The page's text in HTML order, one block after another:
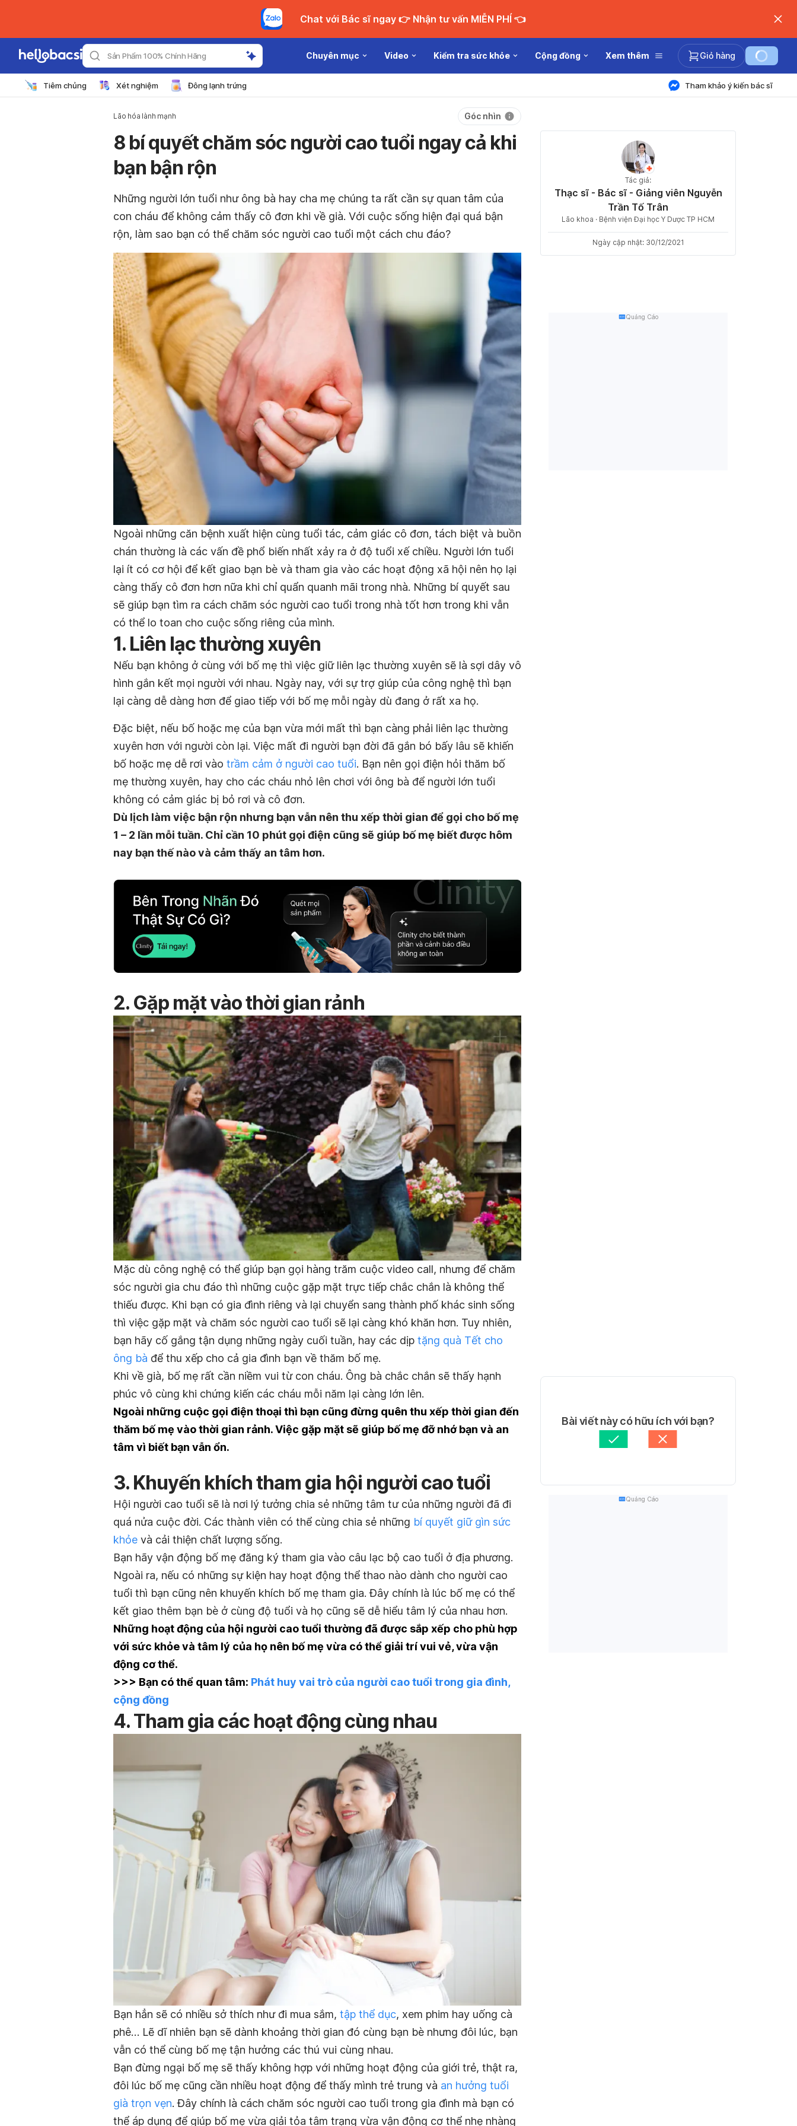
Chat với Bác sĩ ngay 👉 Nhận tư vấn MIỄN PHÍ 👈
Sản Phẩm 100% Chính Hãng Chuyên mục Video Kiểm tra sức khỏe Cộng đồng Xem thêm Giỏ hàng
Tiêm chủng Xét nghiệm Đông lạnh trứng Tham khảo ý kiến bác sĩ
Lão hóa lành mạnh Góc nhìn
8 bí quyết chăm sóc người cao tuổi ngay cả khi
bạn bận rộn
Những người lớn tuổi như ông bà hay cha mẹ chúng ta rất cần sự quan tâm của
con cháu để không cảm thấy cô đơn khi về già. Với cuộc sống hiện đại quá bận
rộn, làm sao bạn có thể chăm sóc người cao tuổi một cách chu đáo?
Ngoài những căn bệnh xuất hiện cùng tuổi tác, cảm giác cô đơn, tách biệt và buồn
chán thường là các vấn đề phổ biến nhất xảy ra ở độ tuổi xế chiều. Người lớn tuổi
lại ít có cơ hội để kết giao bạn bè và tham gia vào các hoạt động xã hội nên họ lại
càng thấy cô đơn hơn nữa khi chỉ quẩn quanh mãi trong nhà. Những bí quyết sau
sẽ giúp bạn tìm ra cách chăm sóc người cao tuổi trong nhà tốt hơn trong khi vẫn
có thể lo toan cho cuộc sống riêng của mình.
1. Liên lạc thường xuyên
Nếu bạn không ở cùng với bố mẹ thì việc giữ liên lạc thường xuyên sẽ là sợi dây vô
hình gắn kết mọi người với nhau. Ngày nay, với sự trợ giúp của công nghệ thì bạn
lại càng dễ dàng hơn để giao tiếp với bố mẹ mỗi ngày dù đang ở rất xa họ.
Đặc biệt, nếu bố hoặc mẹ của bạn vừa mới mất thì bạn càng phải liên lạc thường
xuyên hơn với người còn lại. Việc mất đi người bạn đời đã gắn bó bấy lâu sẽ khiến
bố hoặc mẹ dễ rơi vào trầm cảm ở người cao tuổi. Bạn nên gọi điện hỏi thăm bố
mẹ thường xuyên, hay cho các cháu nhỏ lên chơi với ông bà để người lớn tuổi
không có cảm giác bị bỏ rơi và cô đơn.
Dù lịch làm việc bận rộn nhưng bạn vẫn nên thu xếp thời gian để gọi cho bố mẹ
1 – 2 lần mỗi tuần. Chỉ cần 10 phút gọi điện cũng sẽ giúp bố mẹ biết được hôm
nay bạn thế nào và cảm thấy an tâm hơn.
2. Gặp mặt vào thời gian rảnh
Mặc dù công nghệ có thể giúp bạn gọi hàng trăm cuộc video call, nhưng để chăm
sóc người gia chu đáo thì những cuộc gặp mặt trực tiếp chắc chắn là không thể
thiếu được. Khi bạn có gia đình riêng và lại chuyển sang thành phố khác sinh sống
thì việc gặp mặt và chăm sóc người cao tuổi sẽ lại càng khó khăn hơn. Tuy nhiên,
bạn hãy cố gắng tận dụng những ngày cuối tuần, hay các dịp tặng quà Tết cho
ông bà để thu xếp cho cả gia đình bạn về thăm bố mẹ.
Khi về già, bố mẹ rất cần niềm vui từ con cháu. Ông bà chắc chắn sẽ thấy hạnh
phúc vô cùng khi chứng kiến các cháu mỗi năm lại càng lớn lên.
Ngoài những cuộc gọi điện thoại thì bạn cũng đừng quên thu xếp thời gian đến
thăm bố mẹ vào thời gian rảnh. Việc gặp mặt sẽ giúp bố mẹ đỡ nhớ bạn và an
tâm vì biết bạn vẫn ổn.
3. Khuyến khích tham gia hội người cao tuổi
Hội người cao tuổi sẽ là nơi lý tưởng chia sẻ những tâm tư của những người đã đi
quá nửa cuộc đời. Các thành viên có thể cùng chia sẻ những bí quyết giữ gìn sức
khỏe và cải thiện chất lượng sống.
Bạn hãy vận động bố mẹ đăng ký tham gia vào câu lạc bộ cao tuổi ở địa phương.
Ngoài ra, nếu có những sự kiện hay hoạt động thể thao nào dành cho người cao
tuổi thì bạn cũng nên khuyến khích bố mẹ tham gia. Đây chính là lúc bố mẹ có thể
kết giao thêm bạn bè ở cùng độ tuổi và họ cũng sẽ dễ hiểu tâm lý của nhau hơn.
Những hoạt động của hội người cao tuổi thường đã được sắp xếp cho phù hợp
với sức khỏe và tâm lý của họ nên bố mẹ vừa có thể giải trí vui vẻ, vừa vận
động cơ thể.
>>> Bạn có thể quan tâm: Phát huy vai trò của người cao tuổi trong gia đình,
cộng đồng
4. Tham gia các hoạt động cùng nhau
Bạn hẳn sẽ có nhiều sở thích như đi mua sắm, tập thể dục, xem phim hay uống cà
phê… Lẽ dĩ nhiên bạn sẽ dành khoảng thời gian đó cùng bạn bè nhưng đôi lúc, bạn
vẫn có thể cùng bố mẹ tận hưởng các thú vui cùng nhau.
Bạn đừng ngại bố mẹ sẽ thấy không hợp với những hoạt động của giới trẻ, thật ra,
đôi lúc bố mẹ cũng cần nhiều hoạt động để thấy mình trẻ trung và an hưởng tuổi
già trọn vẹn. Đây chính là cách chăm sóc người cao tuổi trong gia đình mà bạn có
thể áp dụng để giúp bố mẹ vừa giải tỏa tâm trạng vừa vận động cơ thể nhẹ nhàng
Tác giả:
Thạc sĩ - Bác sĩ - Giảng viên Nguyễn
Trần Tố Trân
Lão khoa · Bệnh viện Đại học Y Dược TP HCM
Ngày cập nhật: 30/12/2021
Quảng Cáo
Bài viết này có hữu ích với bạn?
Quảng Cáo